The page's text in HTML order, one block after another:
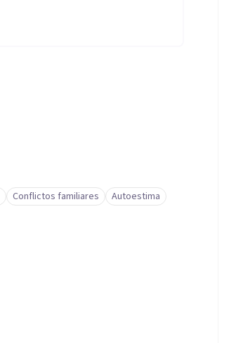
Conflictos familiares
Autoestima